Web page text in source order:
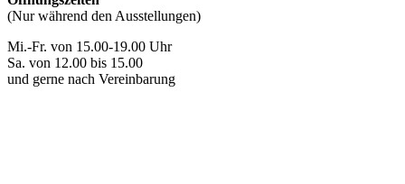
(Nur während den Ausstellungen)
Mi.-Fr. von 15.00-19.00 Uhr
Sa. von 12.00 bis 15.00
und gerne nach Vereinbarung